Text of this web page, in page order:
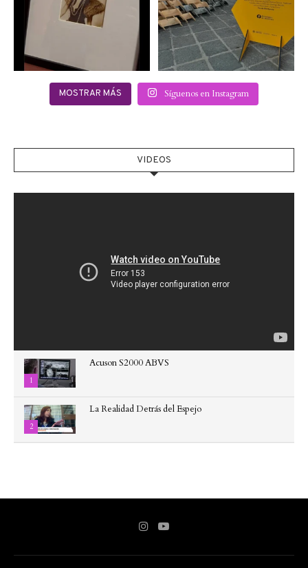
2 0
MOSTRAR MÁS Síguenos en Instagram
VIDEOS
1
Acuson S2000 ABVS
2
La Realidad Detrás del Espejo